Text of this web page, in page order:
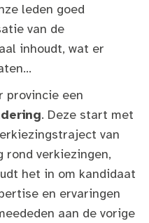
leden goed
van de
inhoudt, wat er
provincie een
. Deze start met
van
rond verkiezingen,
het in om kandidaat
en ervaringen
aan de vorige